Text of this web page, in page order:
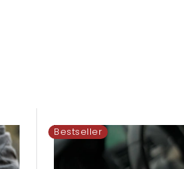
Bestseller